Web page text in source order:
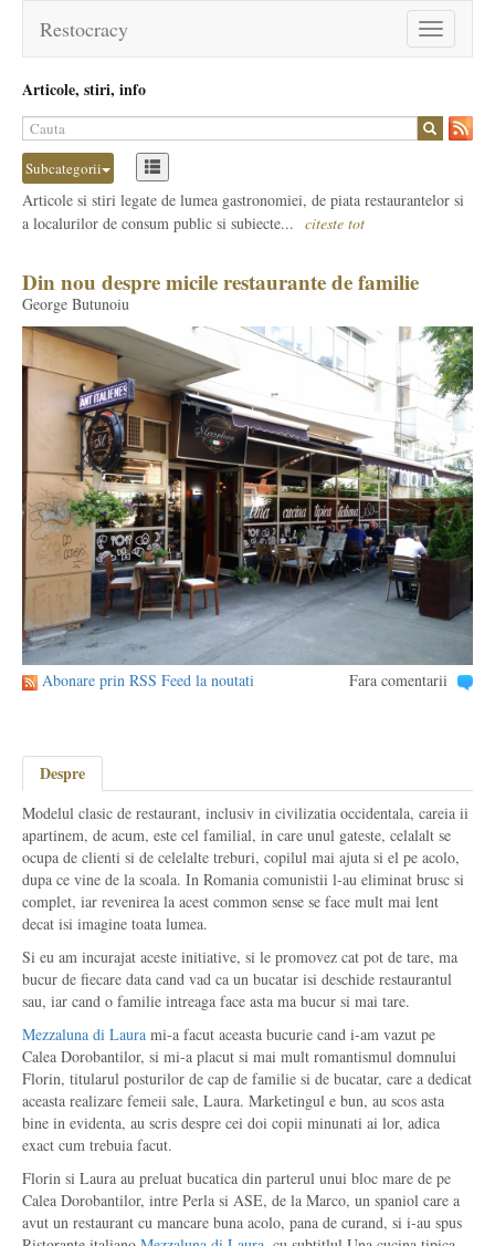
Toggle
navigation
Restocracy
Articole, stiri, info
Subcategorii
Articole si stiri legate de lumea gastronomiei, de piata restaurantelor si
a localurilor de consum public si subiecte... citeste tot
Din nou despre micile restaurante de familie
George Butunoiu
Abonare prin RSS Feed la noutati Fara comentarii
Despre
Modelul clasic de restaurant, inclusiv in civilizatia occidentala, careia ii
apartinem, de acum, este cel familial, in care unul gateste, celalalt se
ocupa de clienti si de celelalte treburi, copilul mai ajuta si el pe acolo,
dupa ce vine de la scoala. In Romania comunistii l-au eliminat brusc si
complet, iar revenirea la acest common sense se face mult mai lent
decat isi imagine toata lumea.
Si eu am incurajat aceste initiative, si le promovez cat pot de tare, ma
bucur de fiecare data cand vad ca un bucatar isi deschide restaurantul
sau, iar cand o familie intreaga face asta ma bucur si mai tare.
Mezzaluna di Laura mi-a facut aceasta bucurie cand i-am vazut pe
Calea Dorobantilor, si mi-a placut si mai mult romantismul domnului
Florin, titularul posturilor de cap de familie si de bucatar, care a dedicat
aceasta realizare femeii sale, Laura. Marketingul e bun, au scos asta
bine in evidenta, au scris despre cei doi copii minunati ai lor, adica
exact cum trebuia facut.
Florin si Laura au preluat bucatica din parterul unui bloc mare de pe
Calea Dorobantilor, intre Perla si ASE, de la Marco, un spaniol care a
avut un restaurant cu mancare buna acolo, pana de curand, si i-au spus